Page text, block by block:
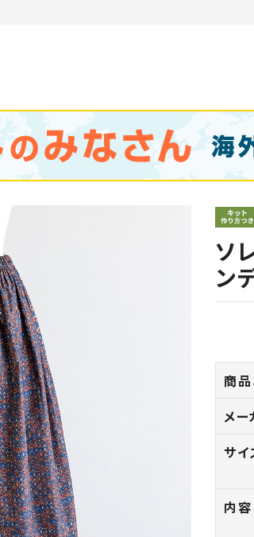
ソ
ン
商
メー
サイ
内容